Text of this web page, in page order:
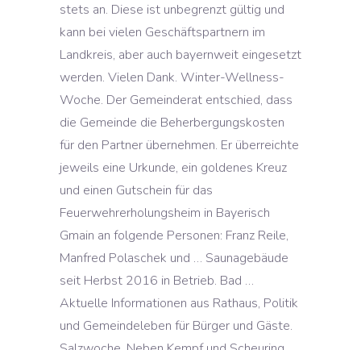
stets an. Diese ist unbegrenzt gültig und
kann bei vielen Geschäftspartnern im
Landkreis, aber auch bayernweit eingesetzt
werden. Vielen Dank. Winter-Wellness-
Woche. Der Gemeinderat entschied, dass
die Gemeinde die Beherbergungskosten
für den Partner übernehmen. Er überreichte
jeweils eine Urkunde, ein goldenes Kreuz
und einen Gutschein für das
Feuerwehrerholungsheim in Bayerisch
Gmain an folgende Personen: Franz Reile,
Manfred Polaschek und … Saunagebäude
seit Herbst 2016 in Betrieb. Bad …
Aktuelle Informationen aus Rathaus, Politik
und Gemeindeleben für Bürger und Gäste.